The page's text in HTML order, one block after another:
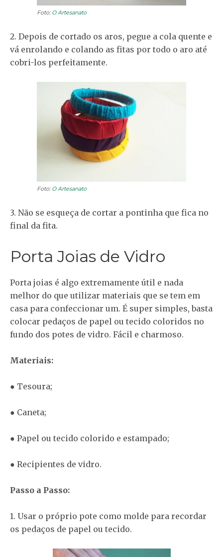
Foto: O Artesanato
2. Depois de cortado os aros, pegue a cola quente e
vá enrolando e colando as fitas por todo o aro até
cobri-los perfeitamente.
Foto: O Artesanato
3. Não se esqueça de cortar a pontinha que fica no
final da fita.
Porta Joias de Vidro
Porta joias é algo extremamente útil e nada
melhor do que utilizar materiais que se tem em
casa para confeccionar um. É super simples, basta
colocar pedaços de papel ou tecido coloridos no
fundo dos potes de vidro. Fácil e charmoso.
Materiais:
● Tesoura;
● Caneta;
● Papel ou tecido colorido e estampado;
● Recipientes de vidro.
Passo a Passo:
1. Usar o próprio pote como molde para recordar
os pedaços de papel ou tecido.